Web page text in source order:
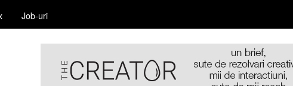
Job-uri